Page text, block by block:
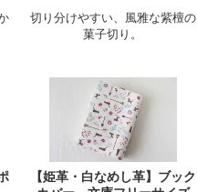
切り分けやすい、風雅な紫檀の
菓子切り。
【姫革・白なめし革】ブック